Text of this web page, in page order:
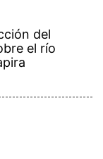
del
el río